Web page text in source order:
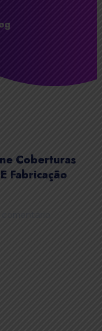
Coberturas
Fabricação